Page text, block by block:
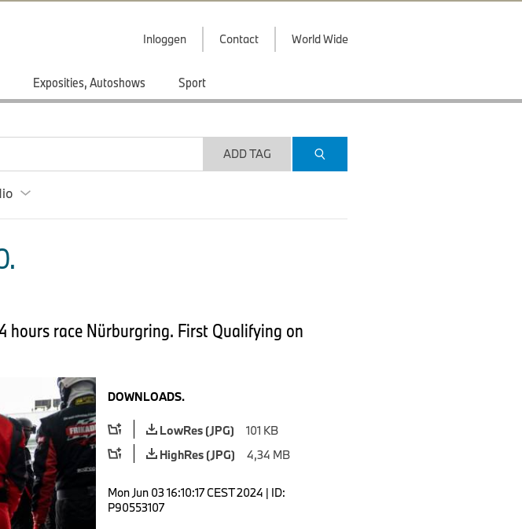
Inloggen Contact World Wide
Exposities, Autoshows Sport
ADD TAG
hours race Nürburgring. First Qualifying on
DOWNLOADS.
LowRes (JPG)
101 KB
HighRes (JPG)
4,34 MB
Mon Jun 03 16:10:17 CEST 2024 | ID:
P90553107